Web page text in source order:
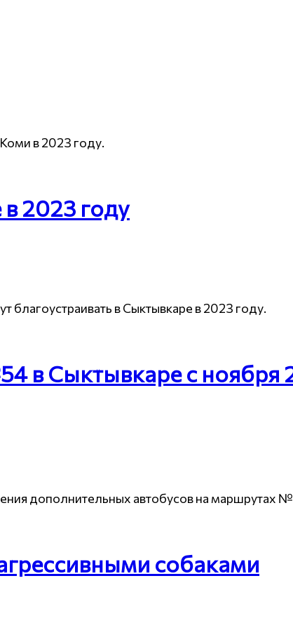
в 2023 году.
2023 году
благоустраивать в Сыктывкаре в 2023 году.
в Сыктывкаре с ноября
дополнительных автобусов на маршрутах
собаками